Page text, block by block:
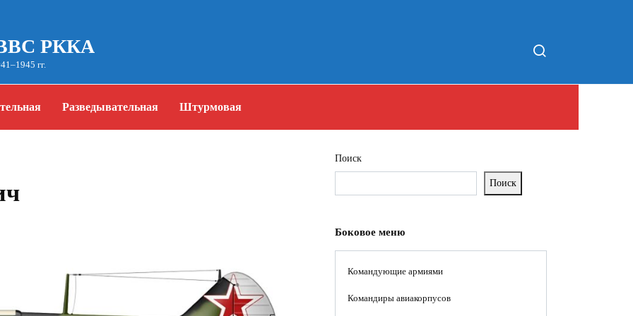
ВВС РККА
гг.
Разведывательная Штурмовая
Поиск
Поиск
Боковое меню
Командующие армиями
Командиры авиакорпусов